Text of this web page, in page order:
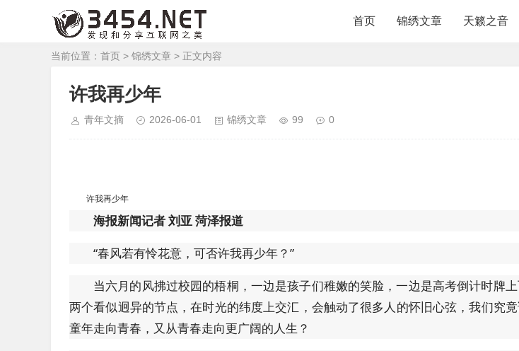
首页 锦绣文章 天籁之音
当前位置： 首页 > 锦绣文章 > 正文内容
许我再少年
青年文摘 2026-06-01 锦绣文章 99 0
许我再少年
海报新闻记者 刘亚 菏泽报道
“春风若有怜花意，可否许我再少年？”
当六月的风拂过校园的梧桐，一边是孩子们稚嫩的笑脸，一边是高考倒计时牌
两个看似迥异的节点，在时光的纬度上交汇，会触动了很多人的怀旧心弦，我们究
童年走向青春，又从青春走向更广阔的人生？